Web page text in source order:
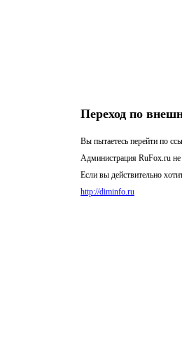
Переход по
Вы пытаетесь перейти по
Администрация RuFox.ru не
Если вы действительно
http://diminfo.ru